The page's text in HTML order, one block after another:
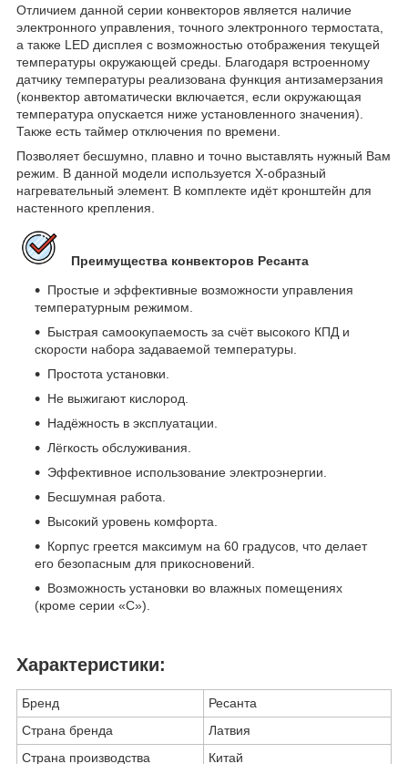
Отличием данной серии конвекторов является наличие
электронного управления, точного электронного термостата,
а также LED дисплея с возможностью отображения текущей
температуры окружающей среды. Благодаря встроенному
датчику температуры реализована функция антизамерзания
(конвектор автоматически включается, если окружающая
температура опускается ниже установленного значения).
Также есть таймер отключения по времени.
Позволяет бесшумно, плавно и точно выставлять нужный Вам
режим. В данной модели используется Х-образный
нагревательный элемент. В комплекте идёт кронштейн для
настенного крепления.
Преимущества конвекторов Ресанта
Простые и эффективные возможности управления
температурным режимом.
Быстрая самоокупаемость за счёт высокого КПД и
скорости набора задаваемой температуры.
Простота установки.
Не выжигают кислород.
Надёжность в эксплуатации.
Лёгкость обслуживания.
Эффективное использование электроэнергии.
Бесшумная работа.
Высокий уровень комфорта.
Корпус греется максимум на 60 градусов, что делает
его безопасным для прикосновений.
Возможность установки во влажных помещениях
(кроме серии «С»).
Характеристики:
Бренд
Ресанта
Страна бренда
Латвия
Страна производства
Китай